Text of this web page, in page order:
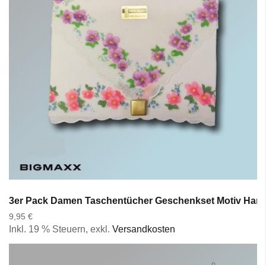
3er Pack Damen Taschentücher Geschenkset Motiv
9,95 €
Inkl. 19 % Steuern, exkl. Versandkosten